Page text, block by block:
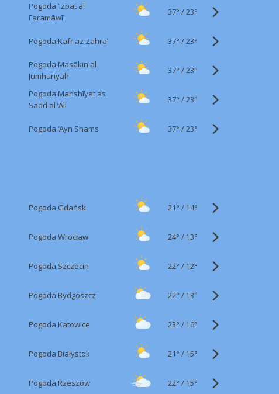
Pogoda ‘Izbat al
Faramāwī
37° /23°
Pogoda Kafr az Zahrā’ 37° /23°
Pogoda Masākin al
Jumhūrīyah
37° /23°
Pogoda Manshīyat as
Sadd al ‘Ālī
37° /23°
Pogoda ‘Ayn Shams 37° /23°
Pogoda Gdańsk 21° / 14°
Pogoda Wrocław 24° / 13°
Pogoda Szczecin 22° / 12°
Pogoda Bydgoszcz 22° / 13°
Pogoda Katowice 23° / 16°
Pogoda Białystok 21° / 15°
Pogoda Rzeszów 22° / 15°